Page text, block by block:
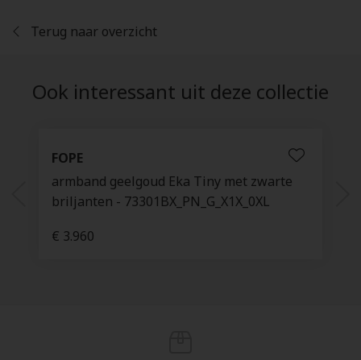
Terug naar overzicht
Ook interessant uit deze collectie
FOPE
armband geelgoud Eka Tiny met zwarte
briljanten - 73301BX_PN_G_X1X_0XL
€ 3.960